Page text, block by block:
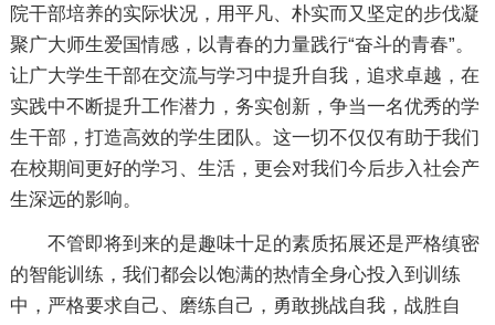
院干部培养的实际状况，用平凡、朴实而又坚定的步伐凝
聚广大师生爱国情感，以青春的力量践行“奋斗的青春”。
让广大学生干部在交流与学习中提升自我，追求卓越，在
实践中不断提升工作潜力，务实创新，争当一名优秀的学
生干部，打造高效的学生团队。这一切不仅仅有助于我们
在校期间更好的学习、生活，更会对我们今后步入社会产
生深远的影响。
不管即将到来的是趣味十足的素质拓展还是严格缜密
的智能训练，我们都会以饱满的热情全身心投入到训练
中，严格要求自己、磨练自己，勇敢挑战自我，战胜自